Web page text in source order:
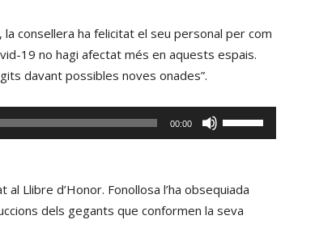
de
fletxa
amunt/cap
avall
o
disminuir
la consellera ha felicitat el seu personal per com
19 no hagi afectat més en aquests espais.
davant possibles noves onades”.
00:00
servir
Llibre d’Honor. Fonollosa l’ha obsequiada
dels gegants que conformen la seva